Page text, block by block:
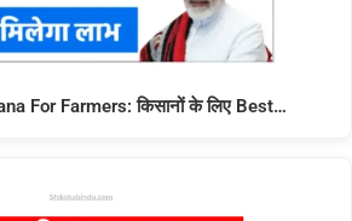
For Farmers: किसानों के लिए Best…